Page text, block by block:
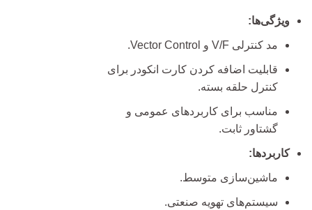
ویژگی‌ها:
مد کنترلی V/F و Vector Control.
قابلیت اضافه کردن کارت انکودر برای
کنترل حلقه بسته.
مناسب برای کاربردهای عمومی و
گشتاور ثابت.
کاربردها:
ماشین‌سازی متوسط.
سیستم‌های تهویه صنعتی.